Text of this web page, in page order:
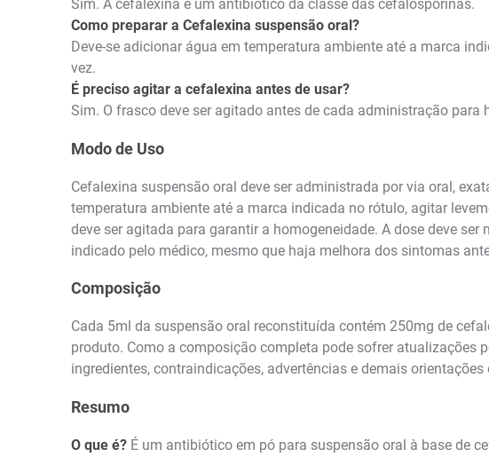
Sim. A cefalexina é um antibiótico da classe das cefalosporinas.
Como preparar a Cefalexina suspensão oral?
Deve-se adicionar água em temperatura ambiente até a marca
vez.
É preciso agitar a cefalexina antes de usar?
Sim. O frasco deve ser agitado antes de cada administração para
Modo de Uso
Cefalexina suspensão oral deve ser administrada por via oral,
temperatura ambiente até a marca indicada no rótulo, agitar
deve ser agitada para garantir a homogeneidade. A dose deve
indicado pelo médico, mesmo que haja melhora dos sintomas
Composição
Cada 5ml da suspensão oral reconstituída contém 250mg de
produto. Como a composição completa pode sofrer atualizações
ingredientes, contraindicações, advertências e demais
Resumo
O que é? É um antibiótico em pó para suspensão oral à base de